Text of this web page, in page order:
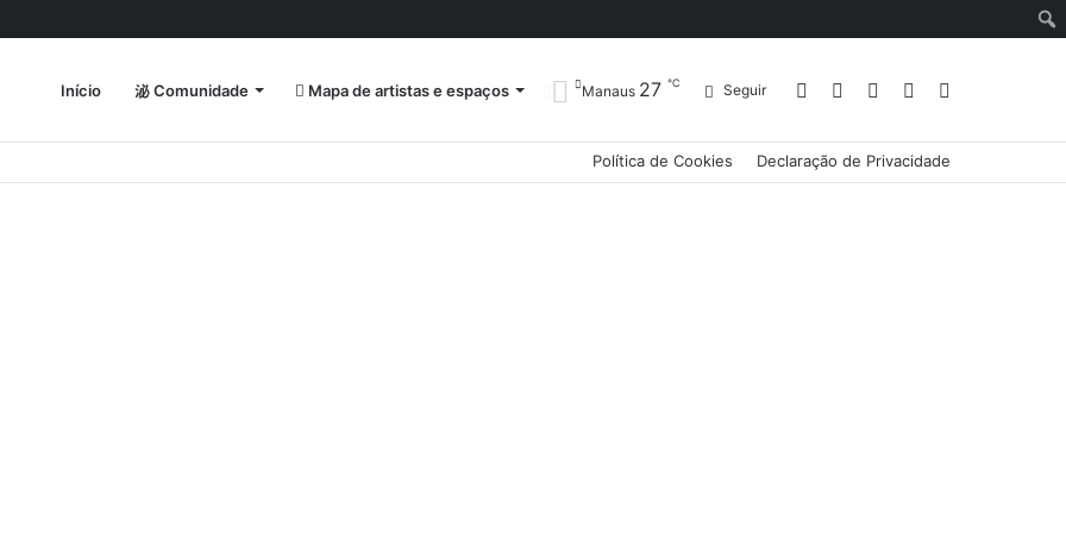
Início Comunidade Mapa de artistas e espaços Switch
Barra
Artigo
Entrar
Seguir
Manaus 27 ℃
Política de Cookies Declaração de Privacidade